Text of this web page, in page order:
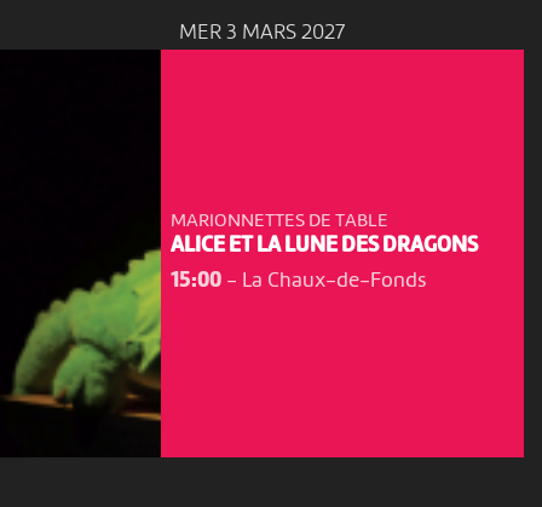
MER 3 MARS 2027
MARIONNETTES DE TABLE
ALICE ET LA LUNE DES DRAGONS
15:00- La Chaux-de-Fonds